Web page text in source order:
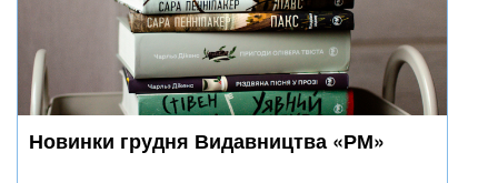
Новинки грудня Видавництва «РМ»